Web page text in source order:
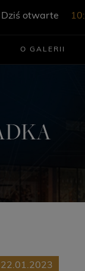
Dziś otwarte
O GALERII